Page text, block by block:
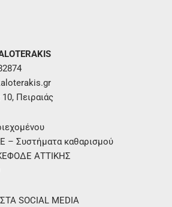
Πειραιάς
– Συστήματα καθαρισμού
ΑΤΤΙΚΗΣ
SOCIAL MEDIA